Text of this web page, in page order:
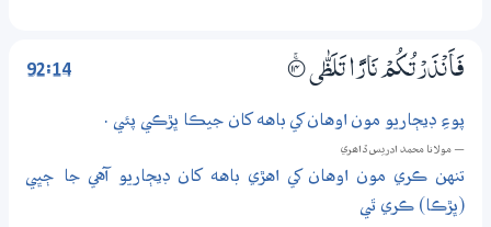
92:14 فَاَنْذَرْتُكُمْ نَارًا تَلَظّٰى ؀ۚ14
پوءِ ڊيڄاريو مون اوهان کي باهه کان جيڪا ڀڙڪي پئي .
— مولانا محمد ادريس ڏاھري
تنهن ڪري مون اوهان کي اهڙي باهه کان ڊيڄاريو آهي جا ڄڀي
(ڀڙڪا) ڪري ٿي